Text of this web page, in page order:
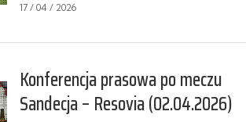
17 / 04 / 2026
Konferencja prasowa po meczu
Sandecja – Resovia (02.04.2026)